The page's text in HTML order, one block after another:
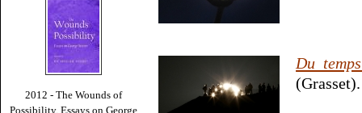
2012 - The Wounds of
Possibility. Essays on George
Du
(Grasset).